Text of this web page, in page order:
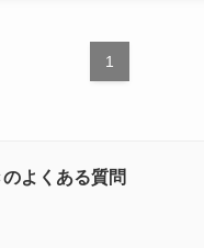
1
よくある質問